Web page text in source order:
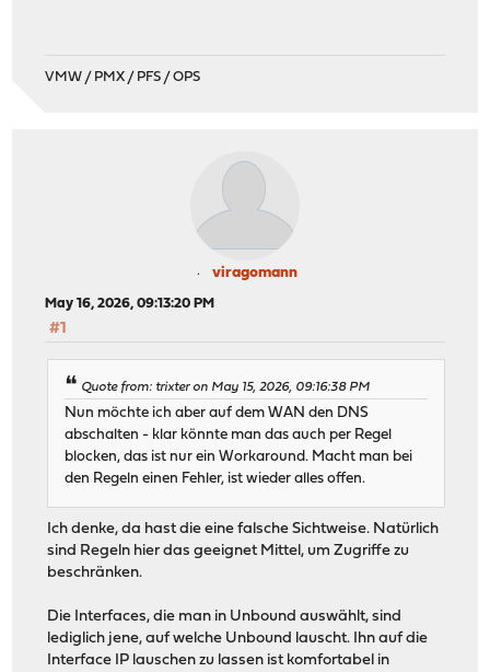
VMW / PMX / PFS / OPS
viragomann
May 16, 2026, 09:13:20 PM
#1
Quote from: trixter on May 15, 2026, 09:16:38 PM
Nun möchte ich aber auf dem WAN den DNS
abschalten - klar könnte man das auch per Regel
blocken, das ist nur ein Workaround. Macht man bei
den Regeln einen Fehler, ist wieder alles offen.
Ich denke, da hast die eine falsche Sichtweise. Natürlich
sind Regeln hier das geeignet Mittel, um Zugriffe zu
beschränken.
Die Interfaces, die man in Unbound auswählt, sind
lediglich jene, auf welche Unbound lauscht. Ihn auf die
Interface IP lauschen zu lassen ist komfortabel in